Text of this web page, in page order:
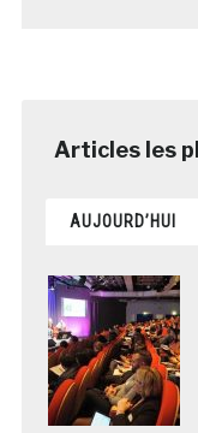
AUJOURD’HUI